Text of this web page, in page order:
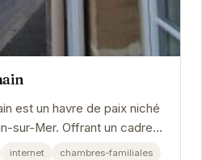
est un havre de paix niché
sur-Mer. Offrant un cadre
cet hôtel vous...
internet chambres-familiales